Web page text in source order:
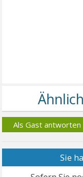
Als Gast antworten
Sie